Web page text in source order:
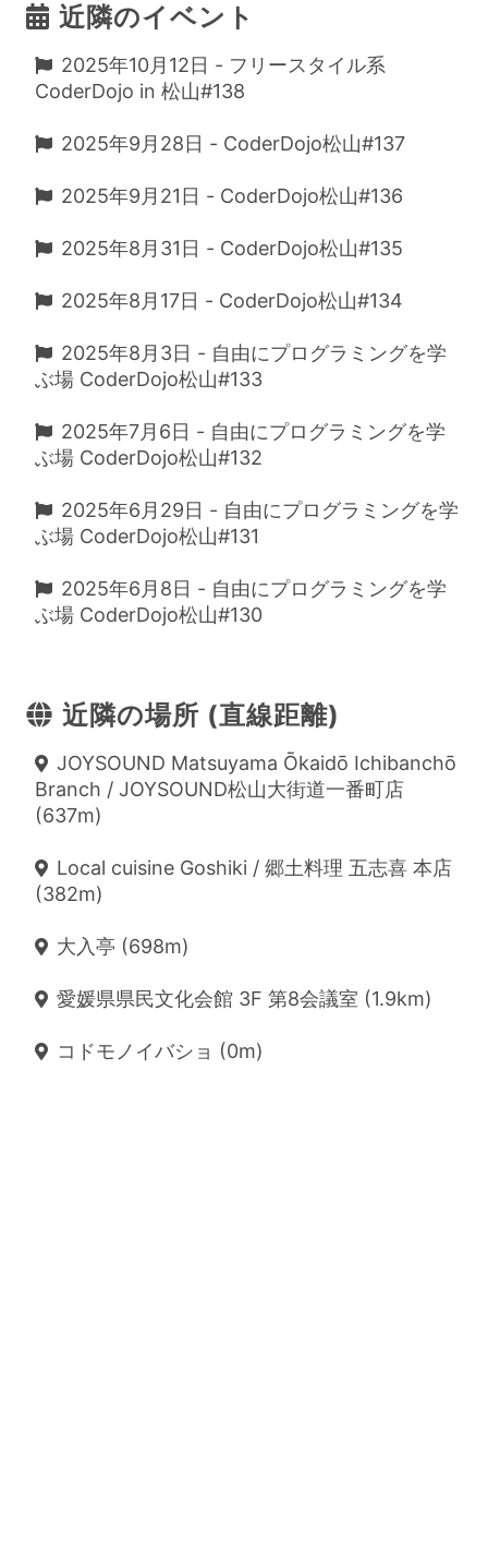
近隣のイベント
2025年10月12日 - フリースタイル系
CoderDojo in 松山#138
2025年9月28日 - CoderDojo松山#137
2025年9月21日 - CoderDojo松山#136
2025年8月31日 - CoderDojo松山#135
2025年8月17日 - CoderDojo松山#134
2025年8月3日 - 自由にプログラミングを学
ぶ場 CoderDojo松山#133
2025年7月6日 - 自由にプログラミングを学
ぶ場 CoderDojo松山#132
2025年6月29日 - 自由にプログラミングを学
ぶ場 CoderDojo松山#131
2025年6月8日 - 自由にプログラミングを学
ぶ場 CoderDojo松山#130
近隣の場所 (直線距離)
JOYSOUND Matsuyama Ōkaidō Ichibanchō
Branch / JOYSOUND松山大街道一番町店
(637m)
Local cuisine Goshiki / 郷土料理 五志喜 本店
(382m)
大入亭 (698m)
愛媛県県民文化会館 3F 第8会議室 (1.9km)
コドモノイバショ (0m)